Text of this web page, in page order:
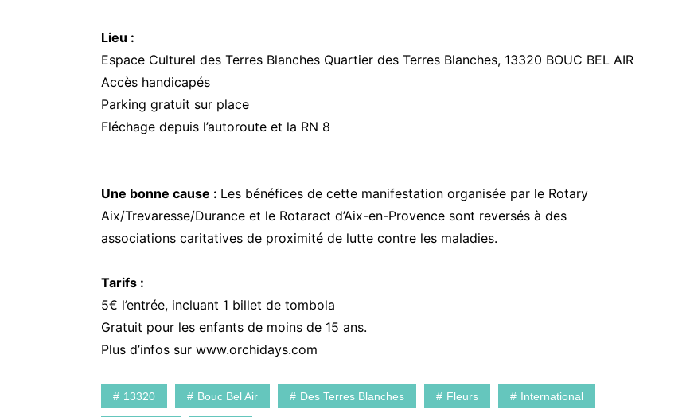
Lieu :
Espace Culturel des Terres Blanches Quartier des Terres Blanches, 13320 BOUC BEL AIR
Accès handicapés
Parking gratuit sur place
Fléchage depuis l’autoroute et la RN 8
Une bonne cause : Les bénéfices de cette manifestation organisée par le Rotary
Aix/Trevaresse/Durance et le Rotaract d’Aix-en-Provence sont reversés à des
associations caritatives de proximité de lutte contre les maladies.
Tarifs :
5€ l’entrée, incluant 1 billet de tombola
Gratuit pour les enfants de moins de 15 ans.
Plus d’infos sur www.orchidays.com
13320 Bouc Bel Air Des Terres Blanches Fleurs International